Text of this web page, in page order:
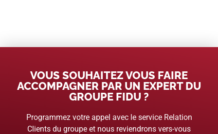
VOUS SOUHAITEZ VOUS FAIRE
ACCOMPAGNER PAR UN EXPERT DU
GROUPE FIDU ?
Programmez votre appel avec le service Relation
Clients du groupe et nous reviendrons vers-vous